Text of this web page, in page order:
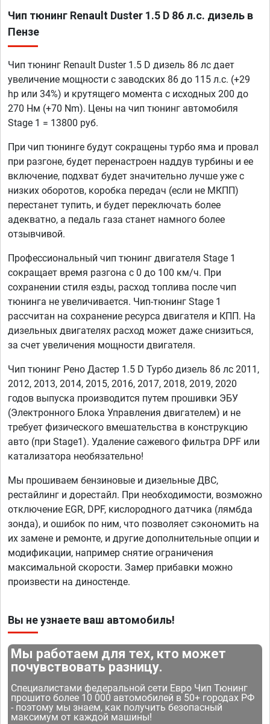
Чип тюнинг Renault Duster 1.5 D 86 л.с. дизель в
Пензе
Чип тюнинг Renault Duster 1.5 D дизель 86 лс дает
увеличение мощности с заводских 86 до 115 л.с. (+29
hp или 34%) и крутящего момента с исходных 200 до
270 Нм (+70 Nm). Цены на чип тюнинг автомобиля
Stage 1 = 13800 руб.
При чип тюнинге будут сокращены турбо яма и провал
при разгоне, будет перенастроен наддув турбины и ее
включение, подхват будет значительно лучше уже с
низких оборотов, коробка передач (если не МКПП)
перестанет тупить, и будет переключать более
адекватно, а педаль газа станет намного более
отзывчивой.
Профессиональный чип тюнинг двигателя Stage 1
сокращает время разгона с 0 до 100 км/ч. При
сохранении стиля езды, расход топлива после чип
тюнинга не увеличивается. Чип-тюнинг Stage 1
рассчитан на сохранение ресурса двигателя и КПП. На
дизельных двигателях расход может даже снизиться,
за счет увеличения мощности двигателя.
Чип тюнинг Рено Дастер 1.5 D Турбо дизель 86 лс 2011,
2012, 2013, 2014, 2015, 2016, 2017, 2018, 2019, 2020
годов выпуска производится путем прошивки ЭБУ
(Электронного Блока Управления двигателем) и не
требует физического вмешательства в конструкцию
авто (при Stage1). Удаление сажевого фильтра DPF или
катализатора необязательно!
Мы прошиваем бензиновые и дизельные ДВС,
рестайлинг и дорестайл. При необходимости, возможно
отключение EGR, DPF, кислородного датчика (лямбда
зонда), и ошибок по ним, что позволяет сэкономить на
их замене и ремонте, и другие дополнительные опции и
модификации, например снятие ограничения
максимальной скорости. Замер прибавки можно
произвести на диностенде.
Вы не узнаете ваш автомобиль!
Мы работаем для тех, кто может
почувствовать разницу.
Специалистами федеральной сети Евро Чип Тюнинг
прошито более 10 000 автомобилей в 50+ городах РФ
- поэтому мы знаем, как получить безопасный
максимум от каждой машины!